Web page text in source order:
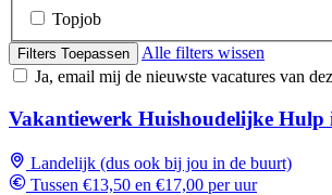
Topjob
Filters Toepassen
Alle filters wissen
Ja, email mij de nieuwste vacatures van
Vakantiewerk Huishoudelijke Hulp
Landelijk (dus ook bij jou in de buurt)
Tussen €13,50 en €17,00 per uur